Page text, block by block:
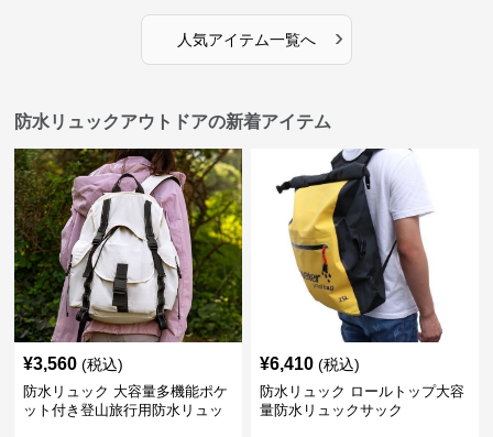
人気アイテム一覧へ ›
防水リュックアウトドアの新着アイテム
¥3,560 (税込)
防水リュック 大容量多機能ポケ
ット付き登山旅行用防水リュッ
¥6,410 (税込)
防水リュック ロールトップ大容
量防水リュックサック